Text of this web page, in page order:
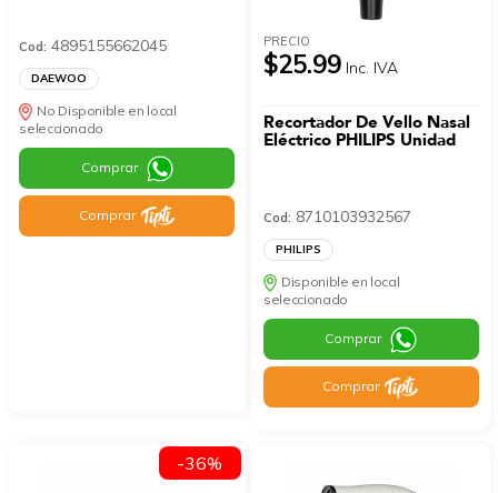
Cod: 4895155662045
DAEWOO
No Disponible en local
seleccionado
Comprar
Comprar
PRECIO
$25.99 Inc. IVA
Recortador De Vello Nasal
Eléctrico PHILIPS Unidad
Cod: 8710103932567
PHILIPS
Disponible en local
seleccionado
Comprar
Comprar
-36%